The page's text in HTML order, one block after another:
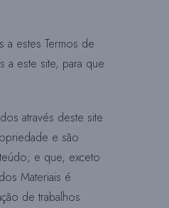
a estes Termos de
a este site, para que
através deste site
e são
e que, exceto
Materiais é
de trabalhos